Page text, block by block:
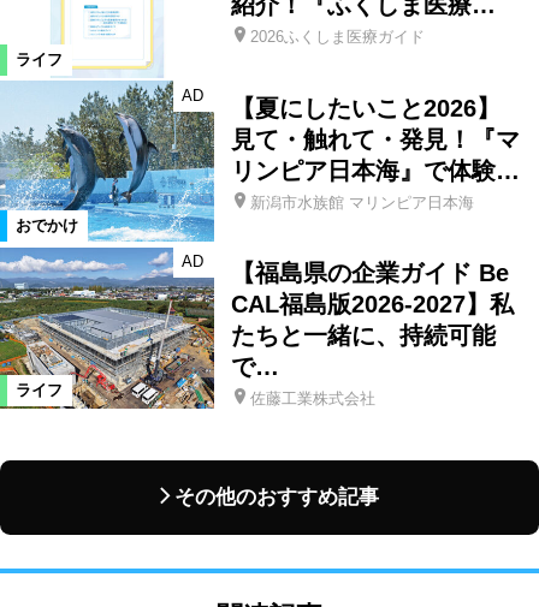
ライフ
2026ふくしま医療ガイド
おでかけ
AD
【夏にしたいこと2026】
見て・触れて・発見！『マ
リンピア日本海』で体験…
新潟市水族館 マリンピア日本海
ライフ
AD
【福島県の企業ガイド Be
CAL福島版2026-2027】私
たちと一緒に、持続可能
で…
佐藤工業株式会社
その他のおすすめ記事